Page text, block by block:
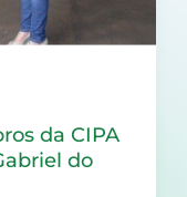
da CIPA
do